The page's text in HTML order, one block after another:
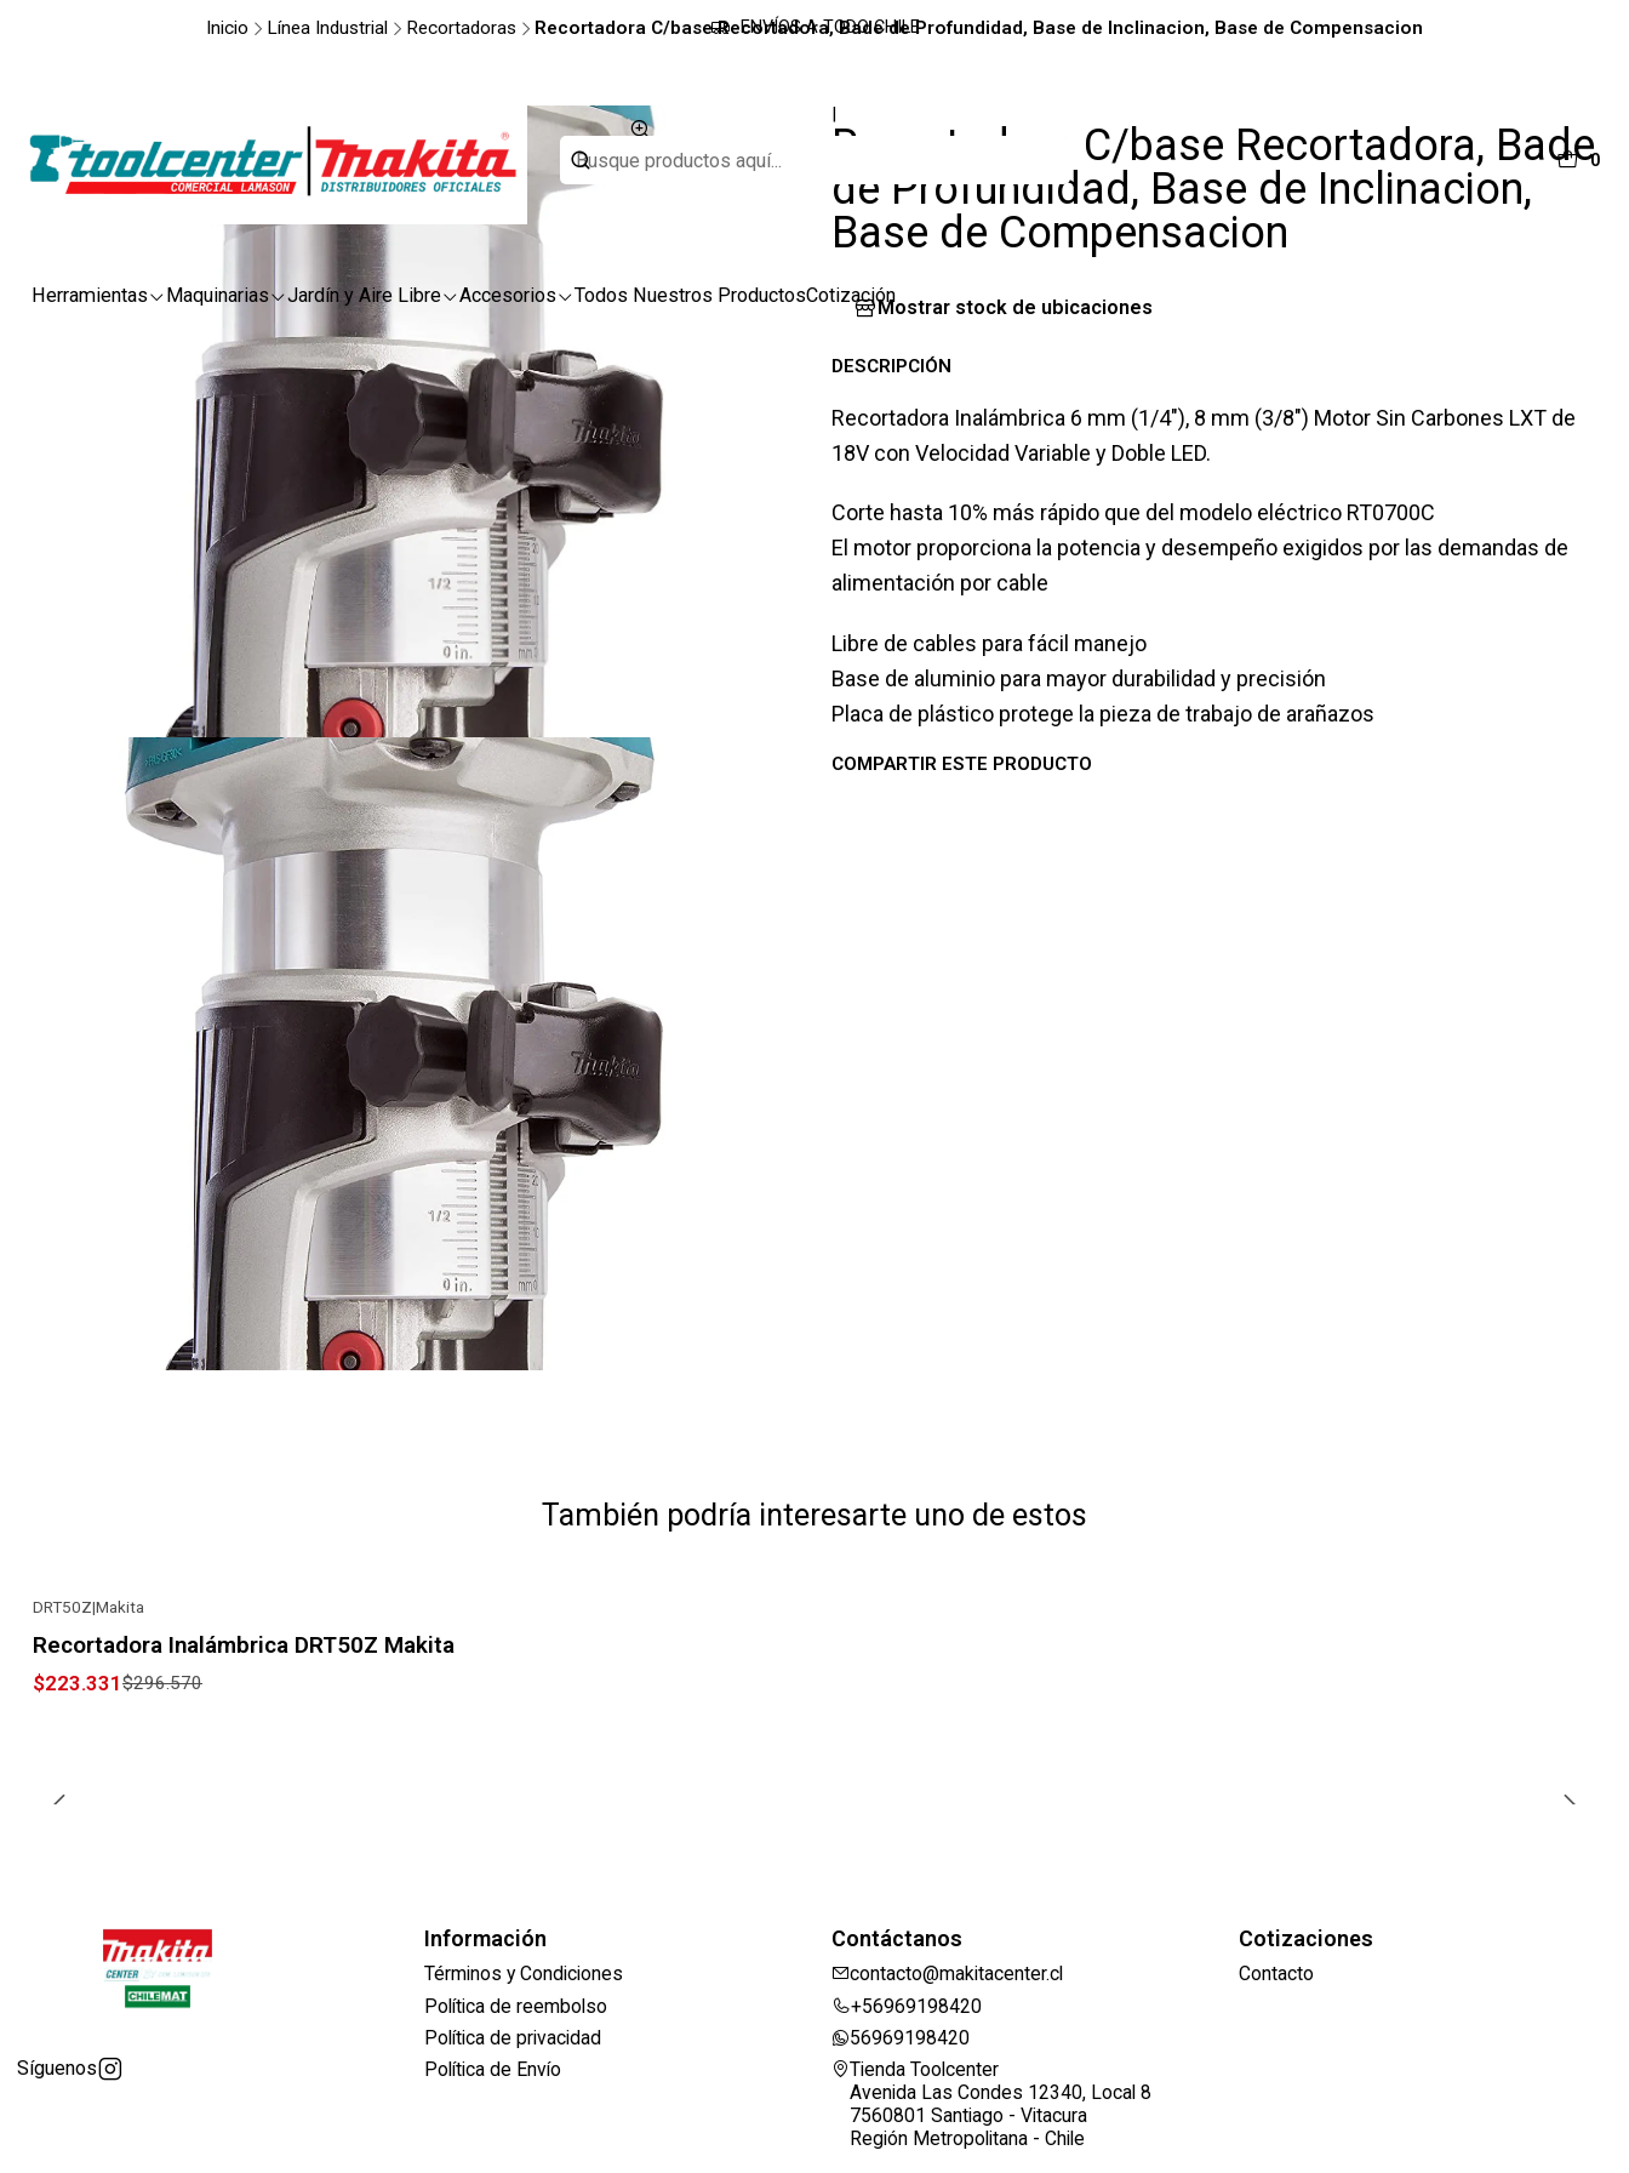
0
Herramientas Maquinarias Jardín y Aire Libre Accesorios Todos Nuestros ProductosCotización
ENVÍOS A TODO CHILE
Inicio Línea Industrial Recortadoras Recortadora C/base Recortadora, Bade de Profundidad, Base de Inclinacion, Base de Compensacion
|
Recortadora C/base Recortadora, Bade
de Profundidad, Base de Inclinacion,
Base de Compensacion
Mostrar stock de ubicaciones
DESCRIPCIÓN
Recortadora Inalámbrica 6 mm (1/4″), 8 mm (3/8″) Motor Sin Carbones LXT de
18V con Velocidad Variable y Doble LED.
Corte hasta 10% más rápido que del modelo eléctrico RT0700C
El motor proporciona la potencia y desempeño exigidos por las demandas de
alimentación por cable
Libre de cables para fácil manejo
Base de aluminio para mayor durabilidad y precisión
Placa de plástico protege la pieza de trabajo de arañazos
COMPARTIR ESTE PRODUCTO
También podría interesarte uno de estos
DRT50Z|Makita
Recortadora Inalámbrica DRT50Z Makita
$223.331$296.570
Síguenos
Información
Términos y Condiciones
Política de reembolso
Política de privacidad
Política de Envío
Contáctanos
contacto@makitacenter.cl
+56969198420
56969198420
Tienda Toolcenter
Avenida Las Condes 12340, Local 8
7560801 Santiago - Vitacura
Región Metropolitana - Chile
Cotizaciones
Contacto